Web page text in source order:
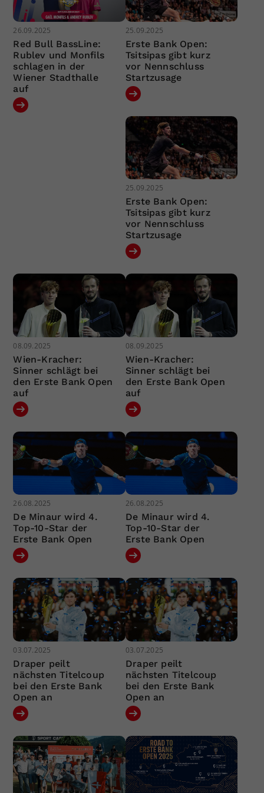
26.09.2025
Red Bull BassLine:
Rublev und Monfils
schlagen in der
Wiener Stadthalle
auf
25.09.2025
Erste Bank Open:
Tsitsipas gibt kurz
vor Nennschluss
Startzusage
25.09.2025
Erste Bank Open:
Tsitsipas gibt kurz
vor Nennschluss
Startzusage
08.09.2025
Wien-Kracher:
Sinner schlägt bei
den Erste Bank Open
auf
08.09.2025
Wien-Kracher:
Sinner schlägt bei
den Erste Bank Open
auf
26.08.2025
De Minaur wird 4.
Top-10-Star der
Erste Bank Open
26.08.2025
De Minaur wird 4.
Top-10-Star der
Erste Bank Open
03.07.2025
Draper peilt
nächsten Titelcoup
bei den Erste Bank
Open an
03.07.2025
Draper peilt
nächsten Titelcoup
bei den Erste Bank
Open an